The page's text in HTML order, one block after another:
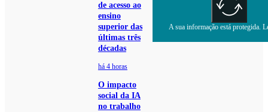
de acesso ao
ensino
superior das
últimas três
décadas
há 4 horas
O impacto
social da IA
no trabalho
A sua informação está protegida.